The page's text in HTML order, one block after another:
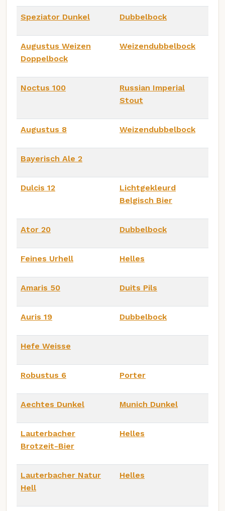
Speziator Dunkel Dubbelbock
Augustus Weizen
Doppelbock
Weizendubbelbock
Noctus 100
Russian Imperial
Stout
Augustus 8 Weizendubbelbock
Bayerisch Ale 2
Dulcis 12
Lichtgekleurd
Belgisch Bier
Ator 20 Dubbelbock
Feines Urhell Helles
Amaris 50 Duits Pils
Auris 19 Dubbelbock
Hefe Weisse
Robustus 6 Porter
Aechtes Dunkel Munich Dunkel
Lauterbacher
Brotzeit-Bier
Helles
Lauterbacher Natur
Hell
Helles